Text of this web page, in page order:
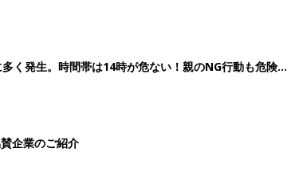
く発生。時間帯は14時が危ない！親のNG行動も危険を
企業のご紹介